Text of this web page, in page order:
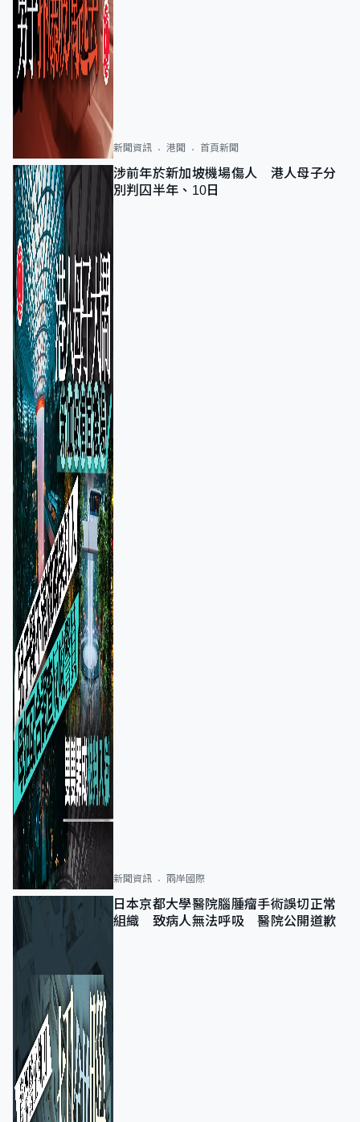
新聞資訊 港聞 首頁新聞
涉前年於新加坡機場傷人 港人母子分
別判囚半年、10日
新聞資訊 兩岸國際
日本京都大學醫院腦腫瘤手術誤切正常
組織 致病人無法呼吸 醫院公開道歉